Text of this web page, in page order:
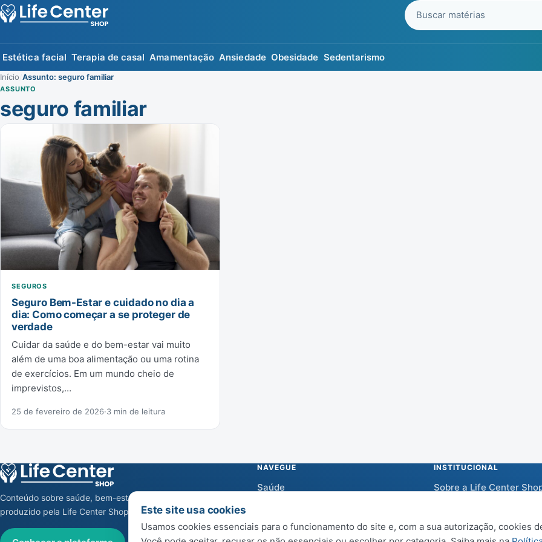
Estética facial Terapia de casal Amamentação Ansiedade Obesidade Sedentarismo
Buscar no blog
Início Assunto: seguro familiar
ASSUNTO
seguro familiar
SEGUROS
Seguro Bem-Estar e cuidado no dia a
dia: Como começar a se proteger de
verdade
Cuidar da saúde e do bem-estar vai muito
além de uma boa alimentação ou uma rotina
de exercícios. Em um mundo cheio de
imprevistos,…
25 de fevereiro de 2026·3 min de leitura
Conteúdo sobre saúde, bem-estar e cuidado,
produzido pela Life Center Shop.
NAVEGUE
Saúde
Novidades
INSTITUCIONAL
Sobre a Life Center
Política de Privacidade
Este site usa cookies
Usamos cookies essenciais para o funcionamento do site e, com a sua autorização, cookies